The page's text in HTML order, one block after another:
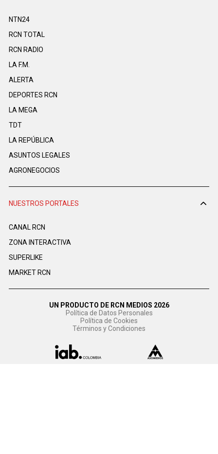
NTN24
RCN TOTAL
RCN RADIO
LA F.M.
ALERTA
DEPORTES RCN
LA MEGA
TDT
LA REPÚBLICA
ASUNTOS LEGALES
AGRONEGOCIOS
NUESTROS PORTALES
CANAL RCN
ZONA INTERACTIVA
SUPERLIKE
MARKET RCN
UN PRODUCTO DE RCN MEDIOS 2026
Política de Datos Personales
Política de Cookies
Términos y Condiciones